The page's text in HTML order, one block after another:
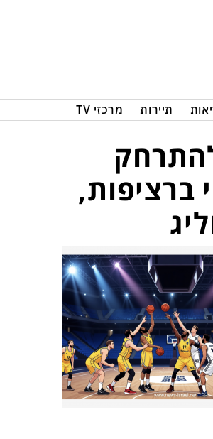
תיירות מרכזי TV
ברציפות,